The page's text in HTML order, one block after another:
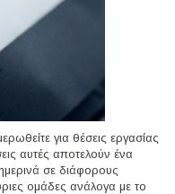
για θέσεις εργασίας
αυτές αποτελούν ένα
σε διάφορους
ομάδες ανάλογα με το